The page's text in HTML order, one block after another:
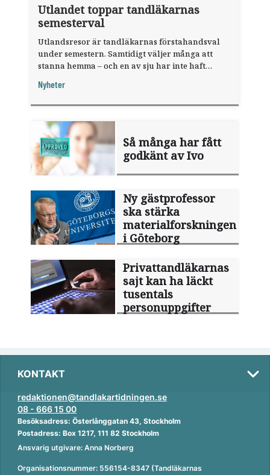
Utlandet toppar tandläkarnas
semesterval
Utlandsresor är tandläkarnas förstahandsval
under semestern. Samtidigt väljer många att
stanna hemma – och en av sju har inte haft
fråga".
Nyheter
Så många har fått
godkänt av Ivo
Ny gästprofessor
ska stärka
materialforskningen
i Göteborg
Privattandläkarnas
sajt kan ha läckt
tusentals
personuppgifter
KONTAKT
redaktionen@tandlakartidningen.se
08 - 666 15 00
Besöksadress: Österlånggatan 43, Stockholm
Postadress: Box 1217, 111 82 Stockholm
Ansvarig utgivare: Anna Norberg
Organisationsnummer: 556154-8347 (Tandläkarnas